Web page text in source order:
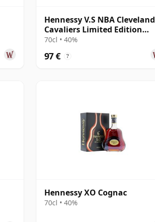
Hennessy V.S NBA Cleveland
Cavaliers Limited Edition
Cognac
70cl • 40%
97 € ?
Hennessy XO Cognac
70cl • 40%